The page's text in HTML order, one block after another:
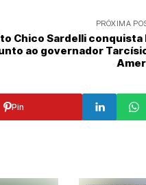
PRÓXIMA
Chico Sardelli conquista
ao governador
Pin